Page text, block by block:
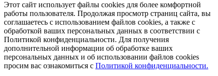
Этот сайт использует файлы cookies для более комфортной
работы пользователя. Продолжая просмотр страниц сайта, вы
соглашаетесь с использованием файлов cookies, а также с
обработкой ваших персональных данных в соответствии с
Политикой конфиденциальности. Для получения
дополнительной информации об обработке ваших
персональных данных и об использовании файлов cookies
просим вас ознакомиться с Политикой конфиденциальности.